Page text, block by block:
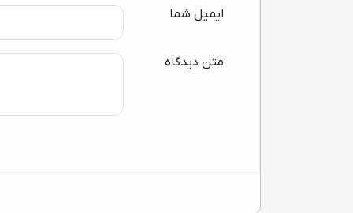
ایمیل شما
متن دیدگاه